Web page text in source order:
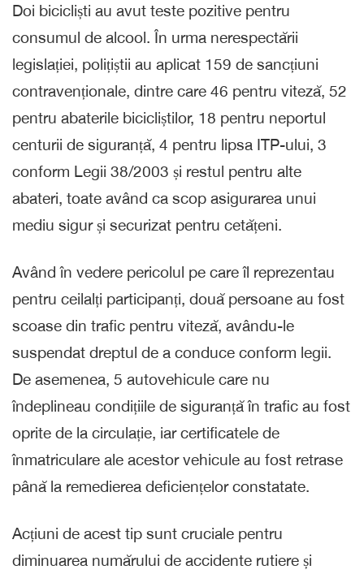
Doi bicicliști au avut teste pozitive pentru
consumul de alcool. În urma nerespectării
legislației, polițiștii au aplicat 159 de sancțiuni
contravenționale, dintre care 46 pentru viteză, 52
pentru abaterile bicicliștilor, 18 pentru neportul
centurii de siguranță, 4 pentru lipsa ITP-ului, 3
conform Legii 38/2003 și restul pentru alte
abateri, toate având ca scop asigurarea unui
mediu sigur și securizat pentru cetățeni.
Având în vedere pericolul pe care îl reprezentau
pentru ceilalți participanți, două persoane au fost
scoase din trafic pentru viteză, avându-le
suspendat dreptul de a conduce conform legii.
De asemenea, 5 autovehicule care nu
îndeplineau condițiile de siguranță în trafic au fost
oprite de la circulație, iar certificatele de
înmatriculare ale acestor vehicule au fost retrase
până la remedierea deficiențelor constatate.
Acțiuni de acest tip sunt cruciale pentru
diminuarea numărului de accidente rutiere și